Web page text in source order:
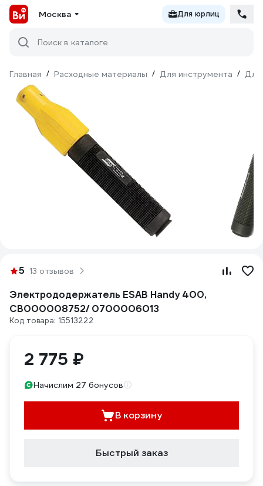
Москва Для юрлиц
Поиск в каталоге
Главная / Расходные материалы / Для инструмента / Для
5 13 отзывов
Электрододержатель ESAB Handy 400,
СВ000008752/ 0700006013
Код товара: 15513222
2 775 ₽
Начислим 27 бонусов
В корзину
Быстрый заказ